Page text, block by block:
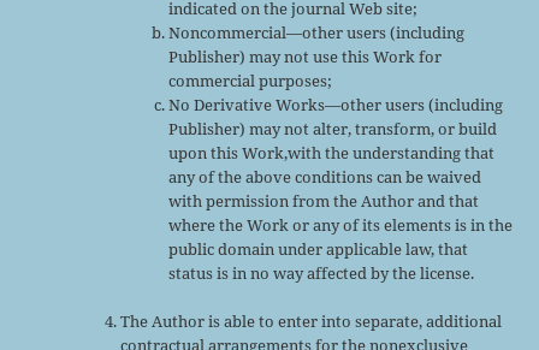
indicated on the journal Web site;
Noncommercial—other users (including
Publisher) may not use this Work for
commercial purposes;
No Derivative Works—other users (including
Publisher) may not alter, transform, or build
upon this Work,with the understanding that
any of the above conditions can be waived
with permission from the Author and that
where the Work or any of its elements is in the
public domain under applicable law, that
status is in no way affected by the license.
The Author is able to enter into separate, additional
contractual arrangements for the nonexclusive